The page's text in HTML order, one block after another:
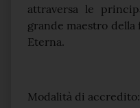
attraversa le
grande maestro
Eterna.
Modalità di accredito: